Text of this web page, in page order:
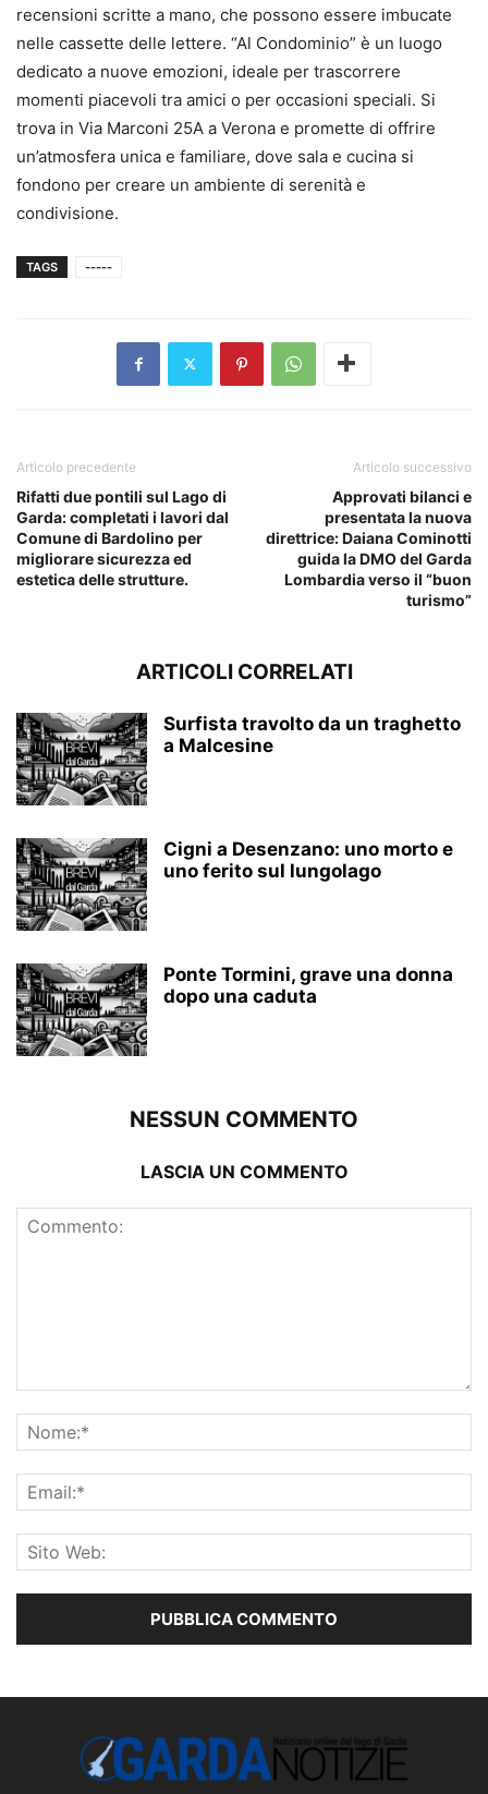
recensioni scritte a mano, che possono essere imbucate
nelle cassette delle lettere. “Al Condominio” è un luogo
dedicato a nuove emozioni, ideale per trascorrere
momenti piacevoli tra amici o per occasioni speciali. Si
trova in Via Marconi 25A a Verona e promette di offrire
un’atmosfera unica e familiare, dove sala e cucina si
fondono per creare un ambiente di serenità e
condivisione.
TAGS -----
Articolo precedente
Rifatti due pontili sul Lago di
Garda: completati i lavori dal
Comune di Bardolino per
migliorare sicurezza ed
estetica delle strutture.
Articolo successivo
Approvati bilanci e
presentata la nuova
direttrice: Daiana Cominotti
guida la DMO del Garda
Lombardia verso il “buon
turismo”
ARTICOLI CORRELATI
Surfista travolto da un traghetto
a Malcesine
Cigni a Desenzano: uno morto e
uno ferito sul lungolago
Ponte Tormini, grave una donna
dopo una caduta
NESSUN COMMENTO
LASCIA UN COMMENTO